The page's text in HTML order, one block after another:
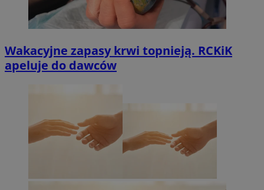
Wakacyjne zapasy krwi topnieją. RCKiK
apeluje do dawców